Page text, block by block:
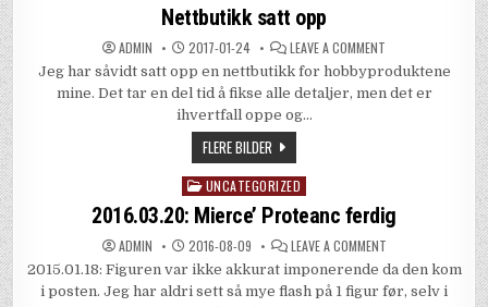
in
Nettbutikk satt opp
ADMIN 2017-01-24 LEAVE A COMMENT
SATT
OPP
Jeg har såvidt satt opp en nettbutikk for hobbyproduktene
mine. Det tar en del tid å fikse alle detaljer, men det er
ihvertfall oppe og…
FLERE BILDER
Posted
in
UNCATEGORIZED
2016.03.20: Mierce’ Proteanc ferdig
ADMIN 2016-08-09 LEAVE A COMMENTON
MIERCE’
PROTEANC
FERDIG
2015.01.18: Figuren var ikke akkurat imponerende da den kom
i posten. Jeg har aldri sett så mye flash på 1 figur før, selv i